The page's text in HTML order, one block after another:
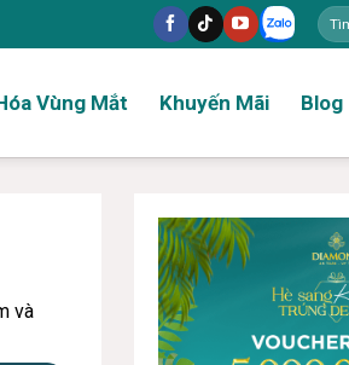
Vùng Mắt Khuyến Mãi Blog
và